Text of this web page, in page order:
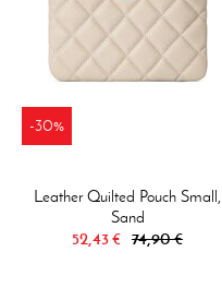
-30%
Leather Quilted Pouch Small,
Sand
52,43 € 74,90 €